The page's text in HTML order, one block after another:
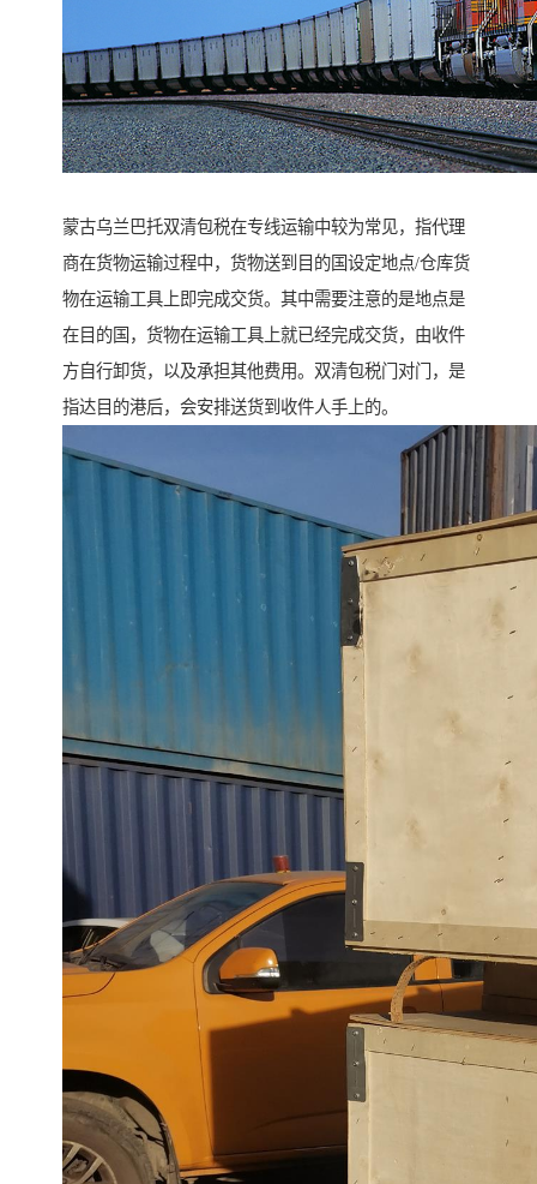
蒙古乌兰巴托双清包税在专线运输中较为常见，指代理
商在货物运输过程中，货物送到目的国设定地点/仓库货
物在运输工具上即完成交货。其中需要注意的是地点是
在目的国，货物在运输工具上就已经完成交货，由收件
方自行卸货，以及承担其他费用。双清包税门对门，是
指达目的港后，会安排送货到收件人手上的。